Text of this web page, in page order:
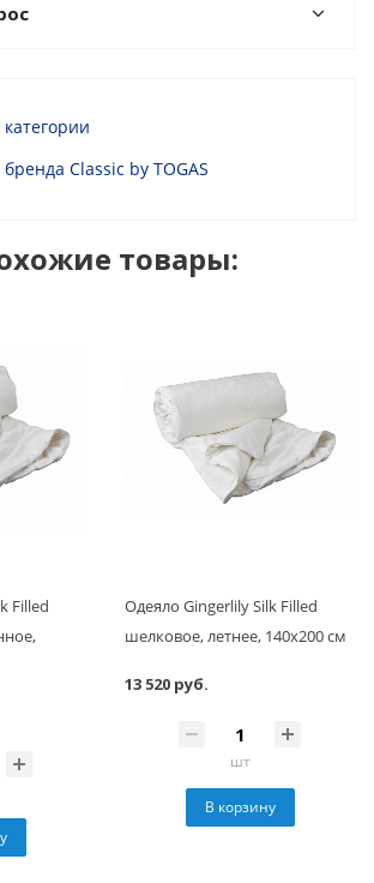
Classic by TOGAS
товары:
Filled
Одеяло Gingerlily Silk Filled
шелковое, летнее, 140х200 см
13 520 руб.
шт
В корзину